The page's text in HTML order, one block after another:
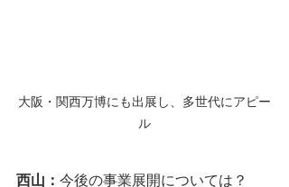
大阪・関西万博にも出展し、多世代にアピー
ル
西山： 今後の事業展開については？